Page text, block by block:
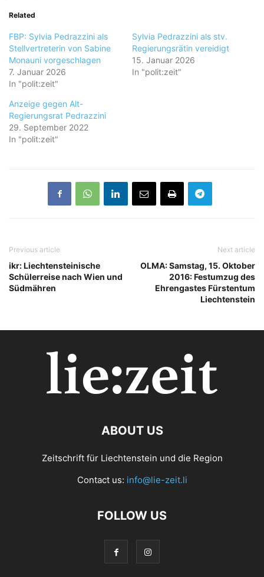
Related
FBP: Sylvia Pedrazzini als
Stellvertreterin von Sabine
Monauni vorgeschlagen
7. Januar 2026
In "polit:zeit"
Sylvia Pedrazzini als stv.
Regierungsrätin vereidigt
15. Januar 2026
In "polit:zeit"
Anzeige gegen Alt-
Regierungsrat Pedrazzini
29. September 2022
In "polit:zeit"
Previous article
ikr: Liechtensteinische
Schülerreise nach Wien und
Südmähren
Next article
OLMA: Samstag, 15. Oktober
2016: Festumzug des
Ehrengastes Fürstentum
Liechtenstein
ABOUT US
Zeitschrift für Liechtenstein und die Region
Contact us: info@lie-zeit.li
FOLLOW US